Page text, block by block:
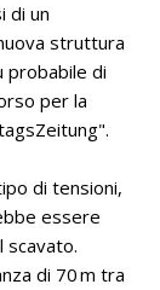
di un
struttura
probabile di
per la
di tensioni,
essere
scavato.
di 70 m tra